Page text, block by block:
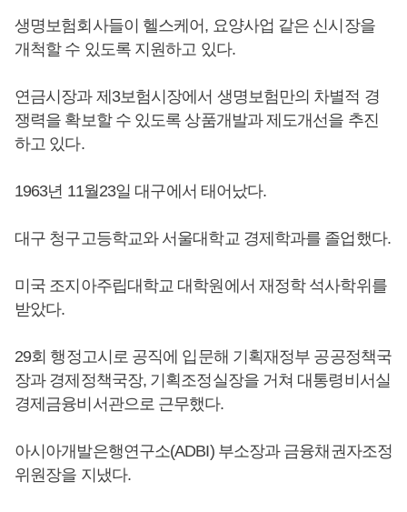
생명보험회사들이 헬스케어, 요양사업 같은 신시장을
개척할 수 있도록 지원하고 있다.
연금시장과 제3보험시장에서 생명보험만의 차별적 경
쟁력을 확보할 수 있도록 상품개발과 제도개선을 추진
하고 있다.
1963년 11월23일 대구에서 태어났다.
대구 청구고등학교와 서울대학교 경제학과를 졸업했다.
미국 조지아주립대학교 대학원에서 재정학 석사학위를
받았다.
29회 행정고시로 공직에 입문해 기획재정부 공공정책국
장과 경제정책국장, 기획조정실장을 거쳐 대통령비서실
경제금융비서관으로 근무했다.
아시아개발은행연구소(ADBI) 부소장과 금융채권자조정
위원장을 지냈다.